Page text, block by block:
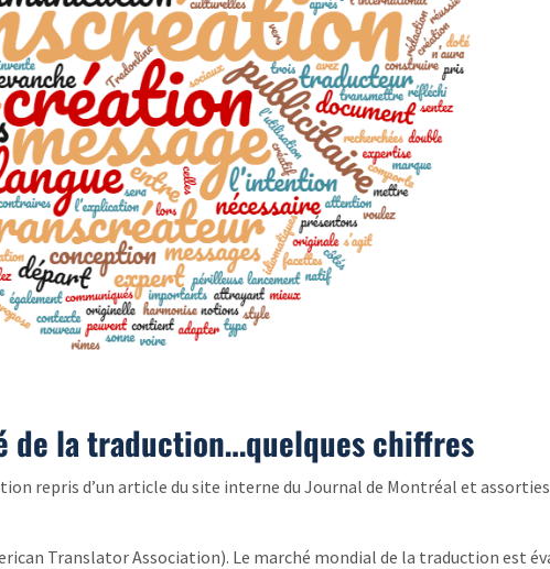
de la traduction…quelques chiffres
repris d’un article du site interne du Journal de Montréal et assorties
Translator Association). Le marché mondial de la traduction est